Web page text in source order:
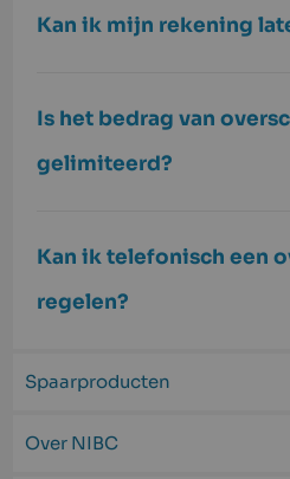
Kan ik mijn rekening
Is het bedrag van
gelimiteerd?
Kan ik telefonisch een
regelen?
Spaarproducten
Over NIBC